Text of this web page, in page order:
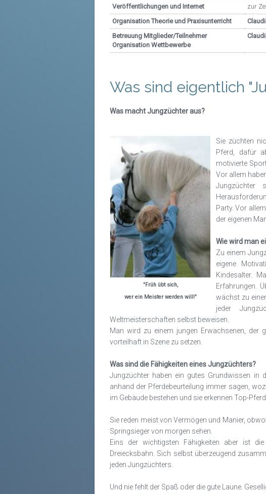
Veröffentlichungen und Internet
zur
Organisation Theorie und Praxisunterricht
Betreuung Mitglieder/Teilnehmer
Organisation Wettbewerbe
Was sind eigentlich
Was macht Jungzüchter aus?
"Früh übt sich,
wer ein Meister werden will!"
Sie züchten
Pferd, dafür
motivierte
Vor allem
Jungzüchter
Party. Vor
der eigenen
Wie wird man
Zu einem
eigene
Kindesalter.
Erfahrungen.
wächst zu
jeder
Weltmeisterschaften selbst beweisen.
Man wird zu einem jungen Erwachsenen, der
vorteilhaft in Szene zu setzen.
Was sind die Fähigkeiten eines Jungzüchters?
Jungzüchter haben ein gutes Grundwissen in
anhand der Pferdebeurteilung immer sagen,
im Gebäude bestehen und sie erkennen Top-
Sie reden meist von Vermögen und Manier,
Springsieger von morgen sehen.
Eins der wichtigsten Fähigkeiten aber ist
Dreiecksbahn. Sich selbst überzeugend
jeden Jungzüchters.
Und nie fehlt der Spaß oder die gute Laune.